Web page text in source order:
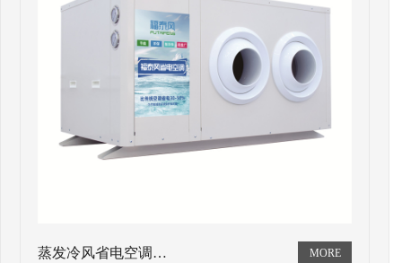
蒸发冷风省电空调…